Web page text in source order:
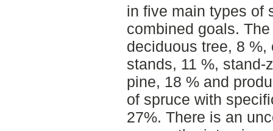
in five main types of
combined goals.
deciduous tree, 8 %,
stands, 11 %, stand-
pine, 18 % and
of spruce with
27%. There is an